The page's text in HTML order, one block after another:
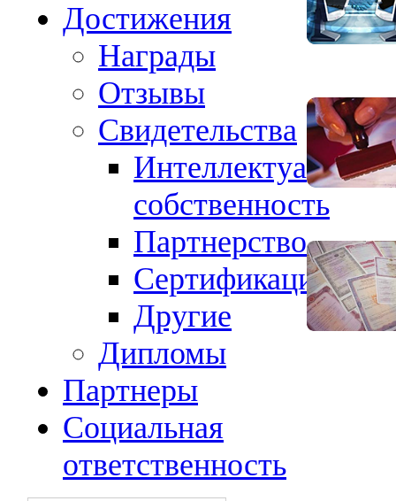
Достижения
Награды
Отзывы
Свидетельства
Интеллектуальная
собственность
Партнерство
Сертификация
Другие
Дипломы
Партнеры
Социальная
ответственность